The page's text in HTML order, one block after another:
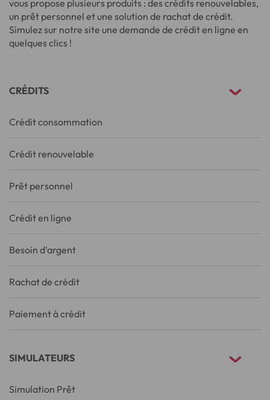
vous propose plusieurs produits : des crédits renouvelables,
un prêt personnel et une solution de rachat de crédit.
Simulez sur notre site une demande de crédit en ligne en
quelques clics !
CRÉDITS
Crédit consommation
Crédit renouvelable
Prêt personnel
Crédit en ligne
Besoin d'argent
Rachat de crédit
Paiement à crédit
SIMULATEURS
Simulation Prêt